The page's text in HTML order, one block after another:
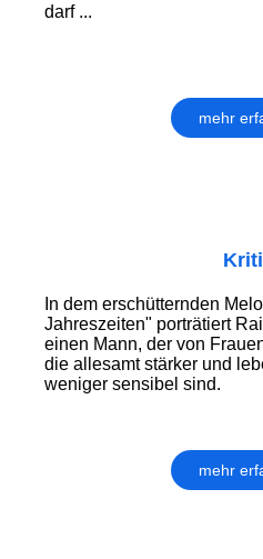
darf ...
mehr
In dem erschütternden
Jahreszeiten" porträtiert
einen Mann, der von
die allesamt stärker und
weniger sensibel sind.
mehr